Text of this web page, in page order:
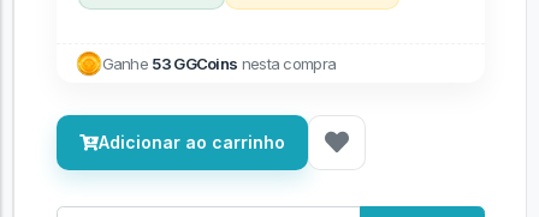
Ganhe 53 GGCoins nesta compra
Adicionar ao carrinho